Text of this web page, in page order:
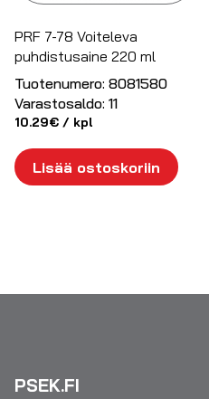
PRF 7-78 Voiteleva
puhdistusaine 220 ml
Tuotenumero: 8081580
Varastosaldo: 11
10.29€ / kpl
Lisää ostoskoriin
PSEK.FI